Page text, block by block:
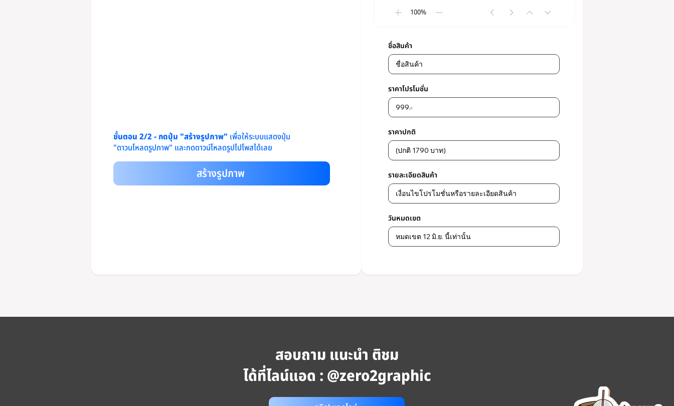
ขั้นตอน 2/2 - กดปุ่ม "สร้างรูปภาพ" เพื่อให้ระบบแสดงปุ่ม
"ดาวนโหลดรูปภาพ" และกดดาวน์โหลดรูปไปโพสได้เลย
สร้างรูปภาพ
100%
ชื่อสินค้า
ราคาโปรโมชั่น
ราคาปกติ
รายละเอียดสินค้า
วันหมดเขต
สอบถาม แนะนำ ติชม
ได้ที่ไลน์แอด : @zero2graphic